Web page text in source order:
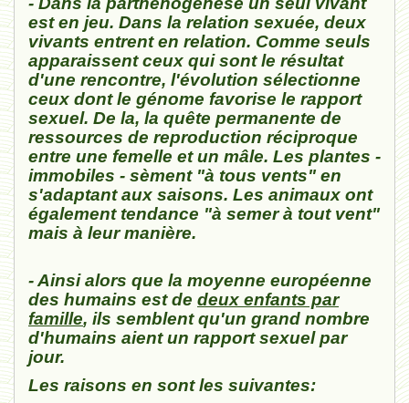
est en jeu. Dans la relation sexuée, deux
vivants entrent en relation. Comme seuls
apparaissent ceux qui sont le résultat
d'une rencontre, l'évolution sélectionne
ceux dont le génome favorise le rapport
sexuel. De la, la quête permanente de
ressources de reproduction réciproque
entre une femelle et un mâle. Les plantes -
immobiles - sèment "à tous vents" en
s'adaptant aux saisons. Les animaux ont
également tendance "à semer à tout vent"
mais à leur manière.
- Ainsi alors que la moyenne européenne
des humains est de deux enfants par
famille, ils semblent qu'un grand nombre
d'humains aient un rapport sexuel par
jour.
Les raisons en sont les suivantes: